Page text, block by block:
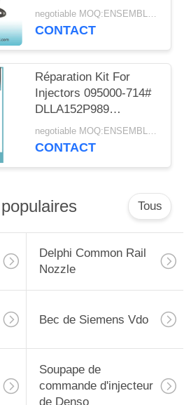
DLLA151P955 de
Denso
negotiable MOQ:ENSEMBLE 4
CONTACT
Réparation Kit For
Injectors 095000-714#
DLLA152P989
d'injecteur de Denso
negotiable MOQ:ENSEMBLE 4
CONTACT
Tous
Delphi Common Rail
Nozzle
Bec de Siemens Vdo
Soupape de
commande d'injecteur
de Denso